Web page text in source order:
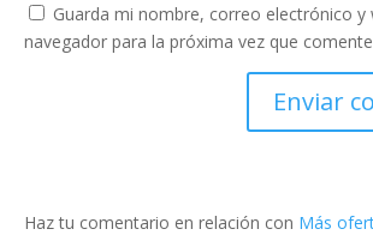
Guarda mi nombre, correo electrónico y
navegador para la próxima vez que
Haz tu comentario en relación con Más